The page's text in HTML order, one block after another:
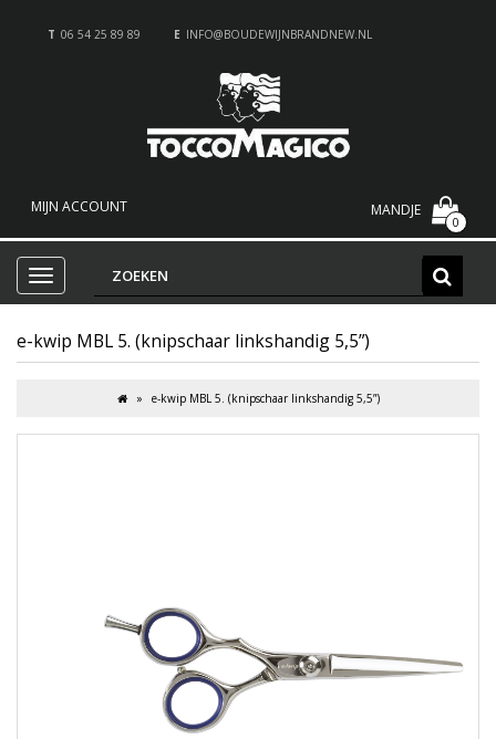
T 06 54 25 89 89 E INFO@BOUDEWIJNBRANDNEW.NL
MIJN ACCOUNT MANDJE
0
e-kwip MBL 5. (knipschaar linkshandig 5,5”)
e-kwip MBL 5. (knipschaar linkshandig 5,5”)